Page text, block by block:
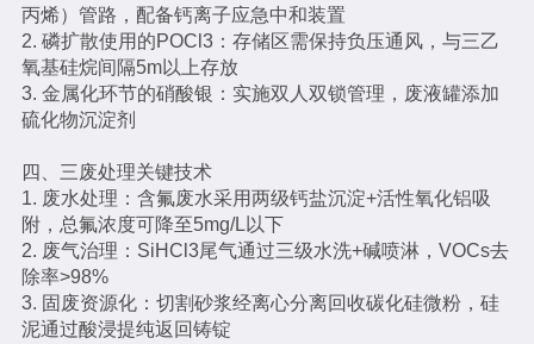
丙烯）管路，配备钙离子应急中和装置
2. 磷扩散使用的POCl3：存储区需保持负压通风，与三乙
氧基硅烷间隔5m以上存放
3. 金属化环节的硝酸银：实施双人双锁管理，废液罐添加
硫化物沉淀剂
四、三废处理关键技术
1. 废水处理：含氟废水采用两级钙盐沉淀+活性氧化铝吸
附，总氟浓度可降至5mg/L以下
2. 废气治理：SiHCl3尾气通过三级水洗+碱喷淋，VOCs去
除率>98%
3. 固废资源化：切割砂浆经离心分离回收碳化硅微粉，硅
泥通过酸浸提纯返回铸锭